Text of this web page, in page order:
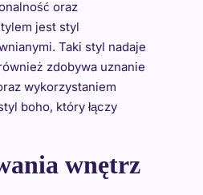
oraz
jest styl
Taki styl nadaje
zdobywa uznanie
wykorzystaniem
boho, który łączy
wnętrz